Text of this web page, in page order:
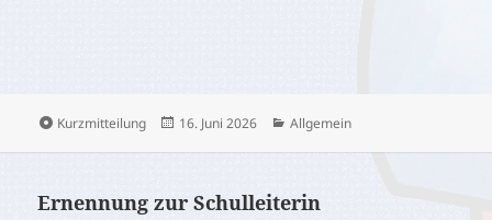
Format
Kurzmitteilung
Veröffentlicht
16. Juni 2026 Kategorien
Allgemein
Ernennung zur Schulleiterin